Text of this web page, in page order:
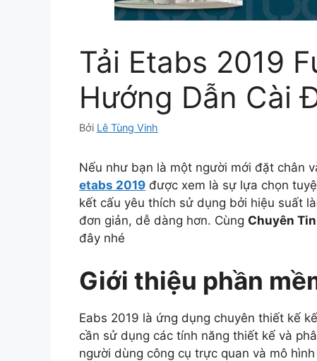
Tải Etabs 2019
Hướng Dẫn Cài
Bởi Lê Tùng Vinh
Nếu như bạn là một người mới đặt chân
etabs 2019 được xem là sự lựa chọn
kết cấu yêu thích sử dụng bởi hiệu suất
đơn giản, dễ dàng hơn. Cùng Chuyên
đây nhé
Giới thiệu phần
Eabs 2019 là ứng dụng chuyên thiết kế
cần sử dụng các tính năng thiết kế và
người dùng công cụ trực quan và mô